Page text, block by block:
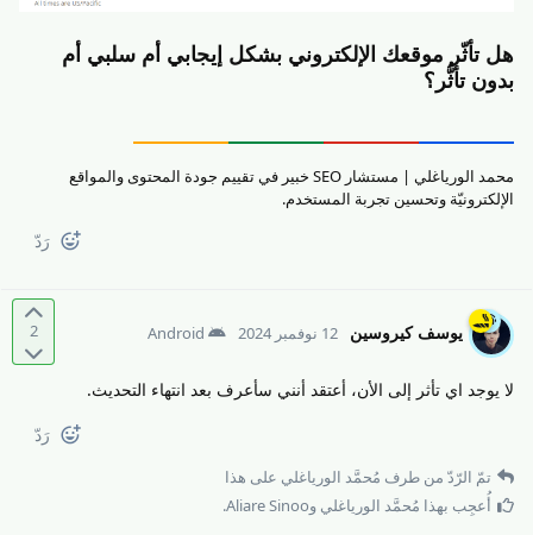
هل تأثّر موقعك الإلكتروني بشكل إيجابي أم سلبي أم
بدون تأثُّر؟
محمد الورياغلي | مستشار SEO خبير في تقييم جودة المحتوى والمواقع
الإلكترونيّة وتحسين تجربة المستخدم.
رَدّ
2 يوسف كيروسين 12 نوفمبر 2024 Android
لا يوجد اي تأثر إلى الأن، أعتقد أنني سأعرف بعد انتهاء التحديث.
رَدّ
تمّ الرّدّ من طرف مُحمَّد الورياغلي على هذا
أُعجِب بهذا مُحمَّد الورياغلي وAliare Sinoo
.